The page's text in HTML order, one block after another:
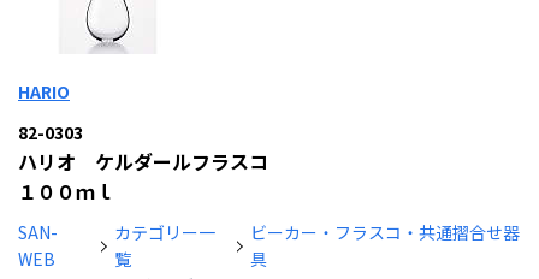
HARIO
82-0303
ハリオ ケルダールフラスコ
１００ｍｌ
SAN-
WEB
カテゴリー一
覧
ビーカー・フラスコ・共通摺合せ器
具